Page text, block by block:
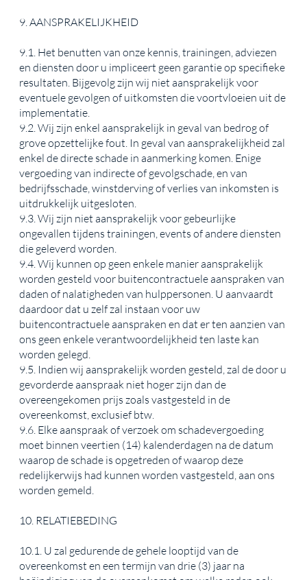
9. AANSPRAKELIJKHEID
9.1. Het benutten van onze kennis, trainingen, adviezen
en diensten door u impliceert geen garantie op specifieke
resultaten. Bijgevolg zijn wij niet aansprakelijk voor
eventuele gevolgen of uitkomsten die voortvloeien uit de
implementatie.
9.2. Wij zijn enkel aansprakelijk in geval van bedrog of
grove opzettelijke fout. In geval van aansprakelijkheid zal
enkel de directe schade in aanmerking komen. Enige
vergoeding van indirecte of gevolgschade, en van
bedrijfsschade, winstderving of verlies van inkomsten is
uitdrukkelijk uitgesloten.
9.3. Wij zijn niet aansprakelijk voor gebeurlijke
ongevallen tijdens trainingen, events of andere diensten
die geleverd worden.
9.4. Wij kunnen op geen enkele manier aansprakelijk
worden gesteld voor buitencontractuele aanspraken van
daden of nalatigheden van hulppersonen. U aanvaardt
daardoor dat u zelf zal instaan voor uw
buitencontractuele aanspraken en dat er ten aanzien van
ons geen enkele verantwoordelijkheid ten laste kan
worden gelegd.
9.5. Indien wij aansprakelijk worden gesteld, zal de door u
gevorderde aanspraak niet hoger zijn dan de
overeengekomen prijs zoals vastgesteld in de
overeenkomst, exclusief btw.
9.6. Elke aanspraak of verzoek om schadevergoeding
moet binnen veertien (14) kalenderdagen na de datum
waarop de schade is opgetreden of waarop deze
redelijkerwijs had kunnen worden vastgesteld, aan ons
worden gemeld.
10. RELATIEBEDING
10.1. U zal gedurende de gehele looptijd van de
overeenkomst en een termijn van drie (3) jaar na